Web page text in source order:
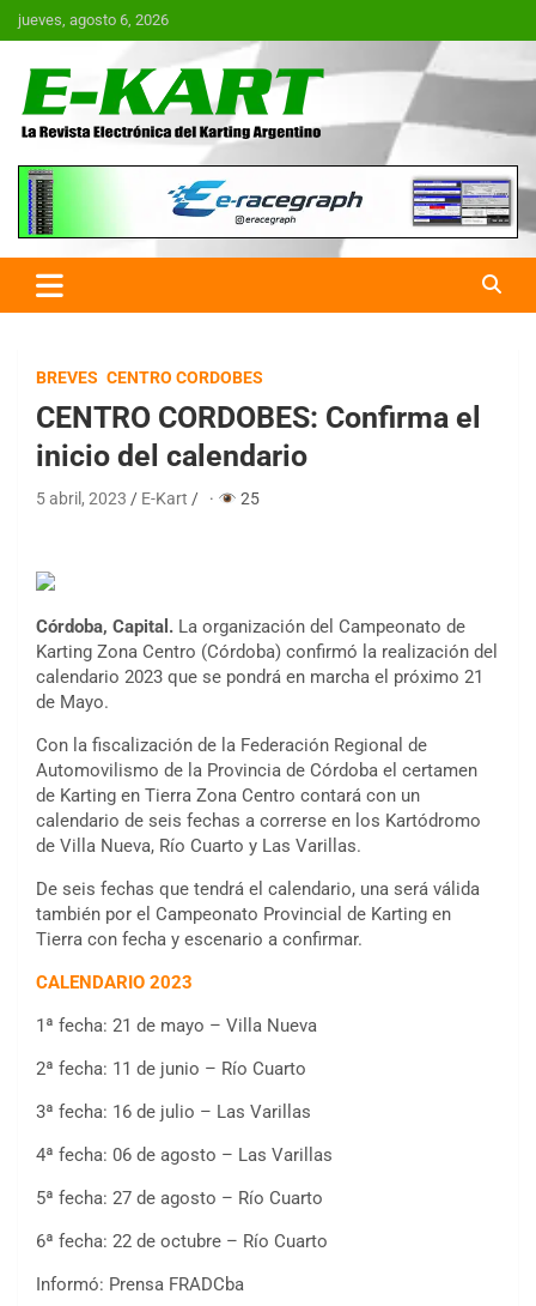
Saltar
al
jueves, agosto 6, 2026
E-Kart.com.ar | La Revista
Electrónica del Karting en
Argentina
BREVES CENTRO CORDOBES
CENTRO CORDOBES: Confirma el
inicio del calendario
5 abril, 2023 E-Kart · 25
Córdoba, Capital. La organización del Campeonato de
Karting Zona Centro (Córdoba) confirmó la realización del
calendario 2023 que se pondrá en marcha el próximo 21
de Mayo.
Con la fiscalización de la Federación Regional de
Automovilismo de la Provincia de Córdoba el certamen
de Karting en Tierra Zona Centro contará con un
calendario de seis fechas a correrse en los Kartódromo
de Villa Nueva, Río Cuarto y Las Varillas.
De seis fechas que tendrá el calendario, una será válida
también por el Campeonato Provincial de Karting en
Tierra con fecha y escenario a confirmar.
CALENDARIO 2023
1ª fecha: 21 de mayo – Villa Nueva
2ª fecha: 11 de junio – Río Cuarto
3ª fecha: 16 de julio – Las Varillas
4ª fecha: 06 de agosto – Las Varillas
5ª fecha: 27 de agosto – Río Cuarto
6ª fecha: 22 de octubre – Río Cuarto
Informó: Prensa FRADCba